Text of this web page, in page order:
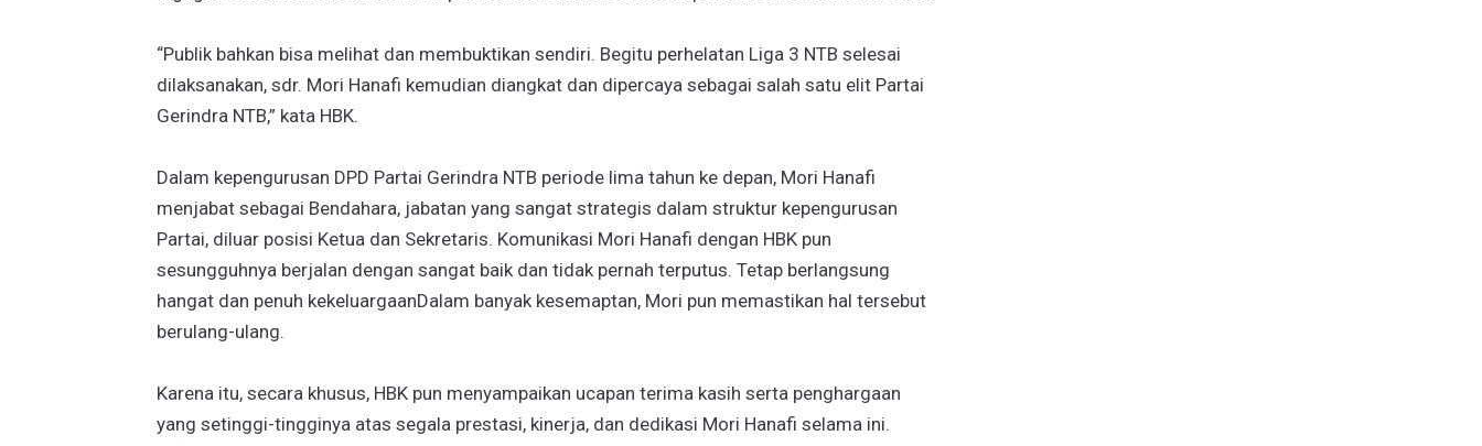
“Publik bahkan bisa melihat dan membuktikan sendiri. Begitu perhelatan Liga 3 NTB selesai
dilaksanakan, sdr. Mori Hanafi kemudian diangkat dan dipercaya sebagai salah satu elit Partai
Gerindra NTB,” kata HBK.
Dalam kepengurusan DPD Partai Gerindra NTB periode lima tahun ke depan, Mori Hanafi
menjabat sebagai Bendahara, jabatan yang sangat strategis dalam struktur kepengurusan
Partai, diluar posisi Ketua dan Sekretaris. Komunikasi Mori Hanafi dengan HBK pun
sesungguhnya berjalan dengan sangat baik dan tidak pernah terputus. Tetap berlangsung
hangat dan penuh kekeluargaanDalam banyak kesemaptan, Mori pun memastikan hal tersebut
berulang-ulang.
Karena itu, secara khusus, HBK pun menyampaikan ucapan terima kasih serta penghargaan
yang setinggi-tingginya atas segala prestasi, kinerja, dan dedikasi Mori Hanafi selama ini.